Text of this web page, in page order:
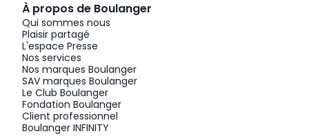
À propos de Boulanger
Qui sommes nous
Plaisir partagé
L'espace Presse
Nos services
Nos marques Boulanger
SAV marques Boulanger
Le Club Boulanger
Fondation Boulanger
Client professionnel
Boulanger INFINITY